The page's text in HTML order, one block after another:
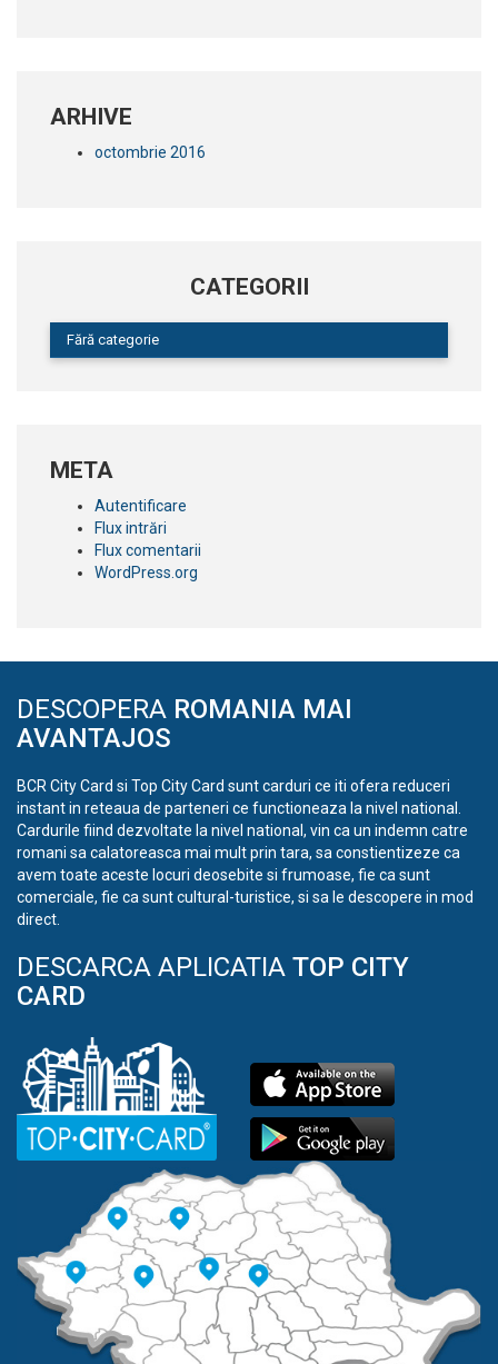
ARHIVE
octombrie 2016
CATEGORII
Fără categorie
META
Autentificare
Flux intrări
Flux comentarii
WordPress.org
DESCOPERA ROMANIA MAI
AVANTAJOS
BCR City Card si Top City Card sunt carduri ce iti ofera reduceri
instant in reteaua de parteneri ce functioneaza la nivel national.
Cardurile fiind dezvoltate la nivel national, vin ca un indemn catre
romani sa calatoreasca mai mult prin tara, sa constientizeze ca
avem toate aceste locuri deosebite si frumoase, fie ca sunt
comerciale, fie ca sunt cultural-turistice, si sa le descopere in mod
direct.
DESCARCA APLICATIA TOP CITY
CARD